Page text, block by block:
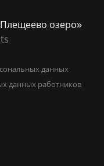
озеро»
данных
данных работников